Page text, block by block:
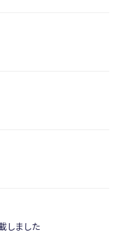
しました